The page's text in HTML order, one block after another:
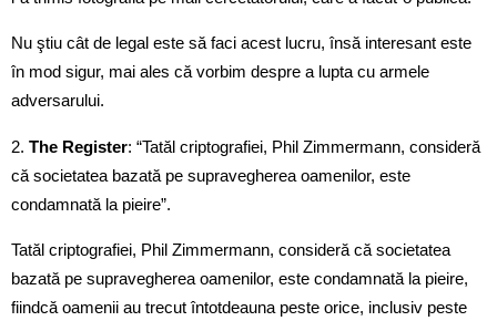
Nu ştiu cât de legal este să faci acest lucru, însă interesant este
în mod sigur, mai ales că vorbim despre a lupta cu armele
adversarului.
2. The Register: “Tatăl criptografiei, Phil Zimmermann, consideră
că societatea bazată pe supravegherea oamenilor, este
condamnată la pieire”.
Tatăl criptografiei, Phil Zimmermann, consideră că societatea
bazată pe supravegherea oamenilor, este condamnată la pieire,
fiindcă oamenii au trecut întotdeauna peste orice, inclusiv peste